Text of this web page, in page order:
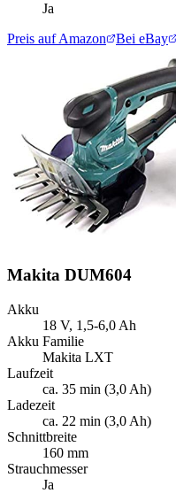
Ja
Preis auf Amazon
Bei eBay
Makita DUM604
Akku
18 V, 1,5-6,0 Ah
Akku Familie
Makita LXT
Laufzeit
ca. 35 min (3,0 Ah)
Ladezeit
ca. 22 min (3,0 Ah)
Schnittbreite
160 mm
Strauchmesser
Ja